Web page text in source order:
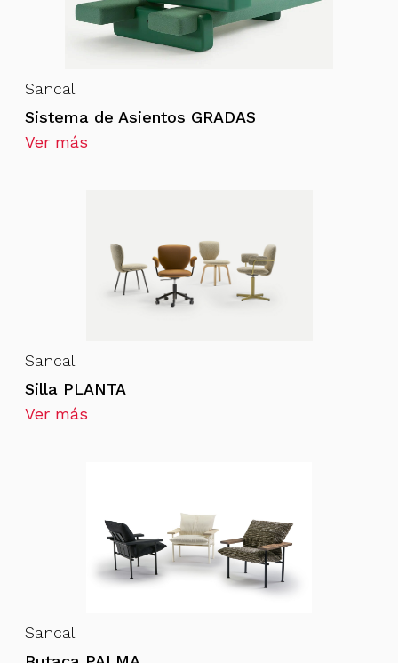
Sancal
Sistema de Asientos GRADAS
Ver más
Sancal
Silla PLANTA
Ver más
Sancal